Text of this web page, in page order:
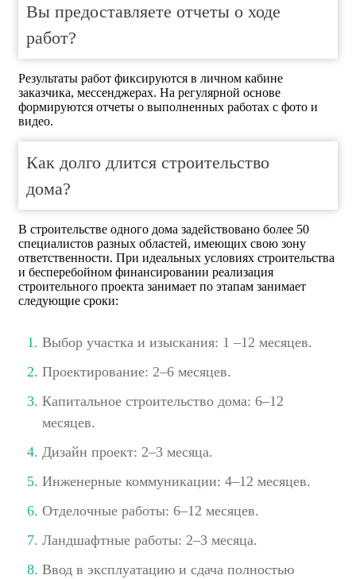
Вы предоставляете отчеты о ходе
работ?
Результаты работ фиксируются в личном кабине
заказчика, мессенджерах. На регулярной основе
формируются отчеты о выполненных работах с фото и
видео.
Как долго длится строительство
дома?
В строительстве одного дома задействовано более 50
специалистов разных областей, имеющих свою зону
ответственности. При идеальных условиях строительства
и бесперебойном финансировании реализация
строительного проекта занимает по этапам занимает
следующие сроки:
Выбор участка и изыскания: 1 –12 месяцев.
Проектирование: 2–6 месяцев.
Капитальное строительство дома: 6–12
месяцев.
Дизайн проект: 2–3 месяца.
Инженерные коммуникации: 4–12 месяцев.
Отделочные работы: 6–12 месяцев.
Ландшафтные работы: 2–3 месяца.
Ввод в эксплуатацию и сдача полностью